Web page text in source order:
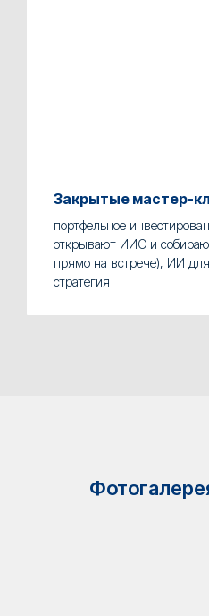
Закрытые мастер-
портфельное
открывают ИИС и
прямо на встрече), ИИ
стратегия